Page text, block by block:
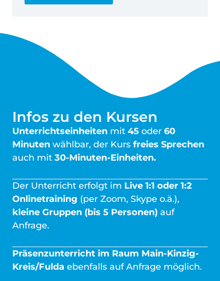
Infos zu den Kursen
Unterrichtseinheiten mit 45 oder 60
Minuten wählbar, der Kurs freies Sprechen
auch mit 30-Minuten-Einheiten.
Der Unterricht erfolgt im Live 1:1 oder 1:2
Onlinetraining (per Zoom, Skype o.ä.),
kleine Gruppen (bis 5 Personen) auf
Anfrage.
Präsenzunterricht im Raum Main-Kinzig-
Kreis/Fulda ebenfalls auf Anfrage möglich.